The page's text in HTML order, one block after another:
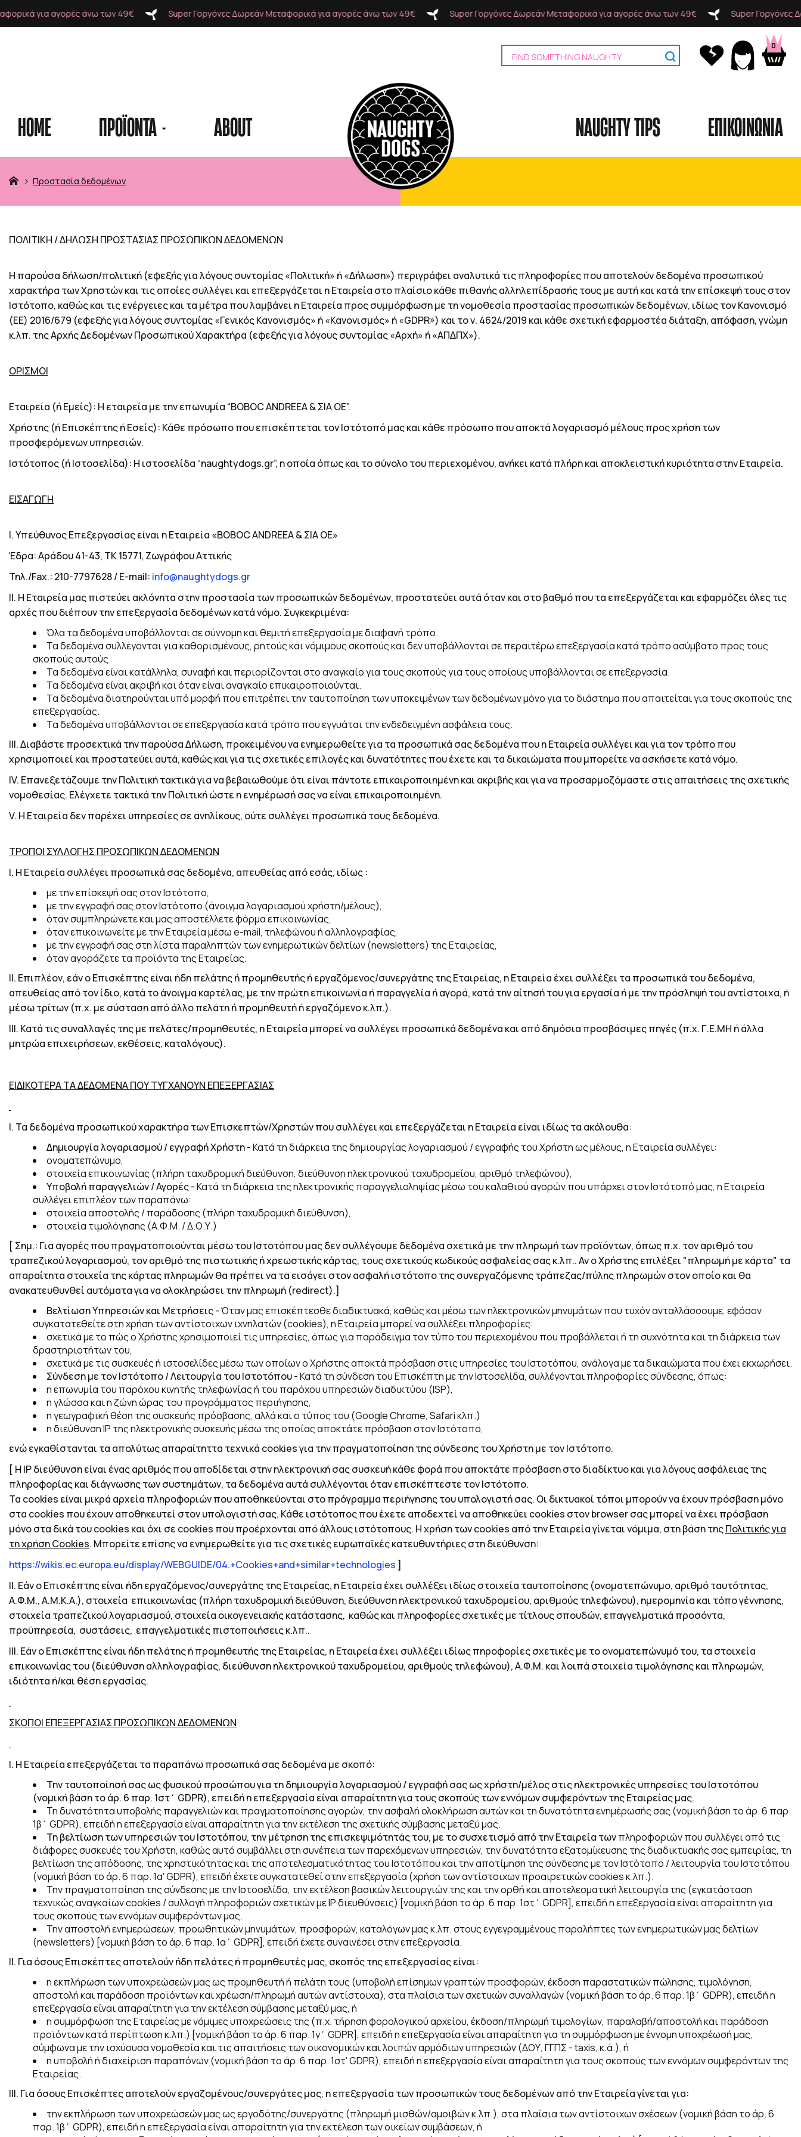
Super Γοργόνες Δωρεάν Μεταφορικά για αγορές άνω των 49€ Super Γοργόνες Δωρεάν Μεταφορικά για αγορές άνω των 49€ Super Γοργόνες Δωρεάν Μεταφορικά για αγορές
0
HOME ΠΡΟΪΟΝΤΑ ABOUT NAUGHTY TIPS ΕΠΙΚΟΙΝΩΝΙΑ
Προϊόντα
Προστασία δεδομένων
ΠΟΛΙΤΙΚΗ / ΔΗΛΩΣΗ ΠΡΟΣΤΑΣΙΑΣ ΠΡΟΣΩΠΙΚΩΝ ΔΕΔΟΜΕΝΩΝ
Η παρούσα δήλωση/πολιτική (εφεξής για λόγους συντομίας «Πολιτική» ή «Δήλωση») περιγράφει αναλυτικά τις πληροφορίες που αποτελούν δεδομένα προσωπικού
χαρακτήρα των Χρηστών και τις οποίες συλλέγει και επεξεργάζεται η Εταιρεία στο πλαίσιο κάθε πιθανής αλληλεπίδρασής τους με αυτή και κατά την επίσκεψή τους στον
Ιστότοπο, καθώς και τις ενέργειες και τα μέτρα που λαμβάνει η Εταιρεία προς συμμόρφωση με τη νομοθεσία προστασίας προσωπικών δεδομένων, ιδίως τον Κανονισμό
(ΕΕ) 2016/679 (εφεξής για λόγους συντομίας «Γενικός Κανονισμός» ή «Κανονισμός» ή «GDPR») και το ν. 4624/2019 και κάθε σχετική εφαρμοστέα διάταξη, απόφαση, γνώμη
κ.λπ. της Αρχής Δεδομένων Προσωπικού Χαρακτήρα (εφεξής για λόγους συντομίας «Αρχή» ή «ΑΠΔΠΧ»).
ΟΡΙΣΜΟΙ
Εταιρεία (ή Εμείς): Η εταιρεία με την επωνυμία “BOBOCANDREEA& ΣΙΑ ΟΕ”.
Χρήστης (ή Επισκέπτης ή Εσείς): Κάθε πρόσωπο που επισκέπτεται τον Ιστότοπό μας και κάθε πρόσωπο που αποκτά λογαριασμό μέλους προς χρήση των
προσφερόμενων υπηρεσιών.
Ιστότοπος (ή Ιστοσελίδα): Η ιστοσελίδα “naughtydogs.gr”, η οποία όπως και το σύνολο του περιεχομένου, ανήκει κατά πλήρη και αποκλειστική κυριότητα στην Εταιρεία.
ΕΙΣΑΓΩΓΗ
Ι.Υπεύθυνος Επεξεργασίας είναι η Εταιρεία «BOBOC ANDREEA & ΣΙΑ ΟΕ»
Έδρα: Αράδου 41-43, ΤΚ 15771, Ζωγράφου Αττικής
Τηλ./Fax.: 210-7797628/E-mail: info@naughtydogs.gr
ΙΙ. Η Εταιρεία μας πιστεύει ακλόνητα στην προστασία των προσωπικών δεδομένων, προστατεύει αυτά όταν και στο βαθμό που τα επεξεργάζεται και εφαρμόζει όλες τις
αρχές που διέπουν την επεξεργασία δεδομένων κατά νόμο. Συγκεκριμένα:
Όλα τα δεδομένα υποβάλλονται σε σύννομη και θεμιτή επεξεργασία με διαφανή τρόπο.
Τα δεδομένα συλλέγονται για καθορισμένους, ρητούς και νόμιμους σκοπούς και δεν υποβάλλονται σε περαιτέρω επεξεργασία κατά τρόπο ασύμβατο προς τους
σκοπούς αυτούς.
Τα δεδομένα είναι κατάλληλα, συναφή και περιορίζονται στο αναγκαίο για τους σκοπούς για τους οποίους υποβάλλονται σε επεξεργασία.
Τα δεδομένα είναι ακριβή και όταν είναι αναγκαίο επικαιροποιούνται.
Τα δεδομένα διατηρούνται υπό μορφή που επιτρέπει την ταυτοποίηση των υποκειμένων των δεδομένων μόνο για το διάστημα που απαιτείται για τους σκοπούς της
επεξεργασίας.
Τα δεδομένα υποβάλλονται σε επεξεργασία κατά τρόπο που εγγυάται την ενδεδειγμένη ασφάλεια τους.
ΙΙΙ.Διαβάστε προσεκτικά την παρούσα Δήλωση, προκειμένου να ενημερωθείτε για τα προσωπικά σας δεδομένα που η Εταιρεία συλλέγει και για τον τρόπο που
χρησιμοποιεί και προστατεύει αυτά, καθώς και για τις σχετικές επιλογές και δυνατότητες που έχετε και τα δικαιώματα που μπορείτε να ασκήσετε κατά νόμο.
ΙV. Επανεξετάζουμε την Πολιτική τακτικά για να βεβαιωθούμε ότι είναι πάντοτε επικαιροποιημένη και ακριβής και για να προσαρμοζόμαστε στις απαιτήσεις της σχετικής
νομοθεσίας. Ελέγχετε τακτικά την Πολιτική ώστε η ενημέρωσή σας να είναι επικαιροποιημένη.
V. H Εταιρεία δεν παρέχει υπηρεσίες σε ανηλίκους, ούτε συλλέγει προσωπικά τους δεδομένα.
ΤΡΟΠΟΙ ΣΥΛΛΟΓΗΣ ΠΡΟΣΩΠΙΚΩΝ ΔΕΔΟΜΕΝΩΝ
Ι. Η Εταιρεία συλλέγει προσωπικά σας δεδομένα, απευθείας από εσάς, ιδίως :
με την επίσκεψή σας στον Ιστότοπο,
με την εγγραφή σας στον Ιστότοπο (άνοιγμα λογαριασμού χρήστη/μέλους),
όταν συμπληρώνετε και μας αποστέλλετε φόρμα επικοινωνίας,
όταν επικοινωνείτε με την Εταιρεία μέσω e-mail, τηλεφώνου ή αλληλογραφίας,
με την εγγραφή σας στη λίστα παραληπτών των ενημερωτικών δελτίων (newsletters) της Εταιρείας,
όταν αγοράζετε τα προϊόντα της Εταιρείας.
ΙΙ. Επιπλέον, εάν ο Επισκέπτης είναι ήδη πελάτης ή προμηθευτής ή εργαζόμενος/συνεργάτης της Εταιρείας, η Εταιρεία έχει συλλέξει τα προσωπικά του δεδομένα,
απευθείας από τον ίδιο, κατά το άνοιγμα καρτέλας, με την πρώτη επικοινωνία ή παραγγελία ή αγορά, κατά την αίτησή του για εργασία ή με την πρόσληψή του αντίστοιχα, ή
μέσω τρίτων (π.χ. με σύσταση από άλλο πελάτη ή προμηθευτή ή εργαζόμενο κ.λπ.).
ΙΙΙ. Κατά τις συναλλαγές της με πελάτες/προμηθευτές, η Εταιρεία μπορεί να συλλέγει προσωπικά δεδομένα και από δημόσια προσβάσιμες πηγές (π.χ. Γ.Ε.ΜΗ ή άλλα
μητρώα επιχειρήσεων, εκθέσεις, καταλόγους).
ΕΙΔΙΚΟΤΕΡΑ ΤΑ ΔΕΔΟΜΕΝΑ ΠΟΥ ΤΥΓΧΑΝΟΥΝ ΕΠΕΞΕΡΓΑΣΙΑΣ
Ι. Τα δεδομένα προσωπικού χαρακτήρα των Επισκεπτών/Χρηστών που συλλέγει και επεξεργάζεται η Εταιρεία είναι ιδίως τα ακόλουθα:
Δημιουργία λογαριασμού / εγγραφή Χρήστη-Κατά τη διάρκεια της δημιουργίας λογαριασμού / εγγραφής του Χρήστη ως μέλους, η Εταιρεία συλλέγει:
ονοματεπώνυμο,
στοιχεία επικοινωνίας (πλήρη ταχυδρομική διεύθυνση, διεύθυνση ηλεκτρονικού ταχυδρομείου, αριθμό τηλεφώνου),
Υποβολή παραγγελιών / Αγορές-Κατά τη διάρκεια της ηλεκτρονικής παραγγελιοληψίας μέσω του καλαθιού αγορών που υπάρχει στον Ιστότοπό μας, η Εταιρεία
συλλέγει επιπλέον των παραπάνω:
στοιχεία αποστολής / παράδοσης (πλήρη ταχυδρομική διεύθυνση),
στοιχεία τιμολόγησης (Α.Φ.Μ. / Δ.Ο.Υ.)
[ Σημ.: Για αγορές που πραγματοποιούνται μέσω του Ιστοτόπου μας δεν συλλέγουμε δεδομένα σχετικά με την πληρωμή των προϊόντων, όπως π.χ. τον αριθμό του
τραπεζικού λογαριασμού, τον αριθμό της πιστωτικής ή χρεωστικής κάρτας, τους σχετικούς κωδικούς ασφαλείας σας κ.λπ.. Αν ο Χρήστης επιλέξει "πληρωμή με κάρτα" τα
απαραίτητα στοιχεία της κάρτας πληρωμών θα πρέπει να τα εισάγει στον ασφαλή ιστότοπο της συνεργαζόμενης τράπεζας/πύλης πληρωμών στον οποίο και θα
ανακατευθυνθεί αυτόματα για να ολοκληρώσει την πληρωμή (redirect).]
Βελτίωση Υπηρεσιών και Μετρήσεις-Όταν μας επισκέπτεσθε διαδικτυακά, καθώς και μέσω των ηλεκτρονικών μηνυμάτων που τυχόν ανταλλάσσουμε, εφόσον
συγκατατεθείτε στη χρήση των αντίστοιχων ιχνηλατών (coοkies), η Εταιρεία μπορεί να συλλέξει πληροφορίες:
σχετικά με το πώς ο Χρήστης χρησιμοποιεί τις υπηρεσίες, όπως για παράδειγμα τον τύπο του περιεχομένου που προβάλλεται ή τη συχνότητα και τη διάρκεια των
δραστηριοτήτων του,
σχετικά με τις συσκευές ή ιστοσελίδες μέσω των οποίων ο Χρήστης αποκτά πρόσβαση στις υπηρεσίες του Ιστοτόπου, ανάλογα με τα δικαιώματα που έχει εκχωρήσει.
Σύνδεση με τον Ιστότοπο / Λειτουργία του Ιστοτόπου- Κατά τη σύνδεση του Επισκέπτη με την Ιστοσελίδα, συλλέγονται πληροφορίες σύνδεσης, όπως:
η επωνυμία του παρόχου κινητής τηλεφωνίας ή του παρόχου υπηρεσιών διαδικτύου (ISP),
η γλώσσα και η ζώνη ώρας του προγράμματος περιήγησης,
η γεωγραφική θέση της συσκευής πρόσβασης, αλλά και ο τύπος του (Google Chrome, Safari κλπ.)
η διεύθυνση ΙΡ της ηλεκτρονικής συσκευής μέσω της οποίας αποκτάτε πρόσβαση στον Ιστότοπο,
ενώ εγκαθίστανται τα απολύτως απαραίτηττα τεχνικά cookies για την πραγματοποίηση της σύνδεσης του Χρήστη με τον Ιστότοπο.
[ Η IPδιεύθυνση είναι ένας αριθμός που αποδίδεται στην ηλεκτρονική σας συσκευή κάθε φορά που αποκτάτε πρόσβαση στο διαδίκτυο και για λόγους ασφάλειας της
πληροφορίας και διάγνωσης των συστημάτων, τα δεδομένα αυτά συλλέγονται όταν επισκέπτεστε τονIστότοπο.
Τα cookies είναι μικρά αρχεία πληροφοριών που αποθηκεύονται στο πρόγραμμα περιήγησης του υπολογιστή σας. Οι δικτυακοί τόποι μπορούν να έχουν πρόσβαση μόνο
στα cookies που έχουν αποθηκευτεί στον υπολογιστή σας. Κάθε ιστότοπος που έχετε αποδεχτεί να αποθηκεύει cookies στονbrowserσας μπορεί να έχει πρόσβαση
μόνο στα δικά τουcookies και όχι σε cookies που προέρχονται από άλλους ιστότοπους. Η χρήση τωνcookies από την Εταιρεία γίνεται νόμιμα, στηβάση τηςΠολιτικής για
τη χρήσηCookies. Μπορείτε επίσης να ενημερωθείτεγια τις σχετικές ευρωπαϊκές κατευθυντήριες στη διεύθυνση:
https://wikis.ec.europa.eu/display/WEBGUIDE/04.+Cookies+and+similar+technologies ]
ΙΙ. Εάν ο Επισκέπτης είναι ήδη εργαζόμενος/συνεργάτης της Εταιρείας, η Εταιρεία έχει συλλέξει ιδίως στοιχεία ταυτοποίησης (ονοματεπώνυμο, αριθμό ταυτότητας,
Α.Φ.Μ., Α.Μ.Κ.Α.), στοιχεία επιικοινωνίας (πλήρη ταχυδρομική διεύθυνση, διεύθυνση ηλεκτρονικού ταχυδρομείου, αριθμούς τηλεφώνου), ημερομηνία και τόπο γέννησης,
στοιχεία τραπεζικού λογαριασμού, στοιχεία οικογενειακής κατάστασης, καθώς και πληροφορίες σχετικές με τίτλους σπουδών, επαγγελματικά προσόντα,
προϋπηρεσία, συστάσεις, επαγγελματικές πιστοποιήσεις κ.λπ..
ΙΙΙ. Εάν ο Επισκέπτης είναι ήδη πελάτης ή προμηθευτής της Εταιρείας, η Εταιρεία έχει συλλέξει ιδίως πηροφορίες σχετικές με το ονοματεπώνυμό του, τα στοιχεία
επικοινωνίας του (διεύθυνση αλληλογραφίας, διεύθυνση ηλεκτρονικού ταχυδρομείου, αριθμούς τηλεφώνου), Α.Φ.Μ. και λοιπά στοιχεία τιμολόγησης και πληρωμών,
ιδιότητα ή/και θέση εργασίας.
ΣΚΟΠΟI ΕΠΕΞΕΡΓΑΣΙΑΣ ΠΡΟΣΩΠΙΚΩΝ ΔΕΔΟΜΕΝΩΝ
Ι. Η Εταιρεία επεξεργάζεται τα παραπάνω προσωπικά σας δεδομένα με σκοπό:
Την ταυτοποίησή σας ως φυσικού προσώπου για τη δημιουργία λογαριασμού / εγγραφή σας ως χρήστη/μέλος στις ηλεκτρονικές υπηρεσίες του Ιστοτόπου
(νομική βάση τοάρ. 6 παρ. 1στ΄ GDPR), επειδή η επεξεργασία είναι απαραίτητη για τους σκοπούς των εννόμων συμφερόντων της Εταιρείας μας.
Τη δυνατότητα υποβολής παραγγελιών και πραγματοποίησης αγορών, την ασφαλή ολοκλήρωση αυτών και τη δυνατότητα ενημέρωσής σας (νομική βάση το άρ.6 παρ.
1β΄ GDPR), επειδή η επεξεργασία είναι απαραίτητη για την εκτέλεση της σχετικής σύμβασης μεταξύ μας.
Τη βελτίωση των υπηρεσιών του Ιστοτόπου, την μέτρηση της επισκεψιμότητάς του, με το συσχετισμό από την Εταιρεία τωνπληροφοριών που συλλέγει από τις
διάφορες συσκευές του Χρήστη, καθώς αυτό συμβάλλει στη συνέπεια των παρεχόμενων υπηρεσιών, την δυνατότητα εξατομίκευσης της διαδικτυακής σας εμπειρίας, τη
βελτίωση της απόδοσης, της χρηστικότητας και της αποτελεσματικότητας του Ιστοτόπου και την αποτίμηση της σύνδεσης με τον Ιστότοπο / λειτουργία του Ιστοτόπου
(νομική βάση το άρ. 6 παρ. 1α'GDPR), επειδή έχετε συγκατατεθεί στην επεξεργασία (χρήση των αντίστοιχων προαιρετικών cookies κ.λπ.).
Την πραγματοποίηση της σύνδεσης με την Ιστοσελίδα, την εκτέλεση βασικών λειτουργιών της και την ορθή και αποτελεσματική λειτουργία της (εγκατάσταση
τεχνικώς αναγκαίων cookies / συλλογή πληροφοριών σχετικών με IP διευθύνσεις) [νομική βάση το άρ. 6 παρ. 1στ΄ GDPR], επειδή η επεξεργασία είναι απαραίτητη για
τους σκοπούς των εννόμων συμφερόντων μας.
Την αποστολή ενημερώσεων, προωθητικών μηνυμάτων, προσφορών, καταλόγων μας κ.λπ. στους εγγεγραμμένους παραλήπτες των ενημερωτικών μας δελτίων
(newsletters) [νομική βάση το άρ. 6 παρ. 1α΄ GDPR], επειδή έχετε συναινέσει στην επεξεργασία.
ΙΙ. Για όσους Επισκέπτες αποτελούν ήδη πελάτες ή προμηθευτές μας, σκοπός της επεξεργασίας είναι:
η εκπλήρωση των υποχρεώσεών μας ως προμηθευτή ή πελάτη τους (υποβολή επίσημων γραπτών προσφορών, έκδοση παραστατικών πώλησης, τιμολόγηση,
αποστολή και παράδοση προϊόντων και χρέωση/πληρωμή αυτών αντίστοιχα), στα πλαίσια των σχετικών συναλλαγών (νομική βάση το άρ. 6 παρ. 1β΄ GDPR), επειδή η
επεξεργασία είναι απαραίτητη για την εκτέλεση σύμβασης μεταξύ μας, ή
η συμμόρφωση της Εταιρείας με νόμιμες υποχρεώσεις της (π.χ. τήρηση φορολογικού αρχείου, έκδοση/πληρωμή τιμολογίων, παραλαβή/αποστολή και παράδοση
προϊόντων κατά περίπτωση κ.λπ.) [νομική βάση το άρ. 6 παρ. 1γ΄ GDPR], επειδή η επεξεργασία είναι απαραίτητη για τη συμμόρφωση με έννομη υποχρέωσή μας,
σύμφωνα με την ισχύουσα νομοθεσία και τις απαιτήσεις των οικονομικών και λοιπών αρμόδιων υπηρεσιών (ΔΟΥ, ΓΓΠΣ - taxis, κ.ά.), ή
η υποβολή ή διαχείριση παραπόνων (νομική βάση το άρ. 6 παρ. 1στ’GDPR), επειδή η επεξεργασία είναι απαραίτητη για τους σκοπούς των εννόμων συμφερόντων της
Εταιρείας.
ΙΙΙ. Για όσους Επισκέπτες αποτελούν εργαζομένους/συνεργάτες μας, η επεξεργασία των προσωπικών τους δεδομένων από την Εταιρεία γίνεται για:
την εκπλήρωση των υποχρεώσεών μας ως εργοδότης/συνεργάτης (πληρωμή μισθών/αμοιβών κ.λπ.), στα πλαίσια των αντίστοιχων σχέσεων (νομική βάση το άρ. 6
παρ. 1β΄ GDPR), επειδή η επεξεργασία είναι απαραίτητη για την εκτέλεση των οικείων συμβάσεων, ή